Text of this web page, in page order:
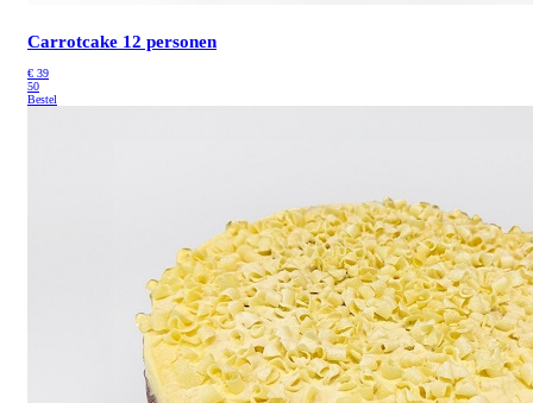
Carrotcake 12 personen
€ 39
50
Bestel